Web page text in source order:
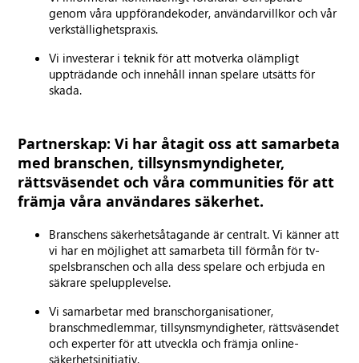
genom våra uppförandekoder, användarvillkor och vår
verkställighetspraxis.
Vi investerar i teknik för att motverka olämpligt
uppträdande och innehåll innan spelare utsätts för
skada.
Partnerskap: Vi har åtagit oss att samarbeta
med branschen, tillsynsmyndigheter,
rättsväsendet och våra communities för att
främja våra användares säkerhet.
Branschens säkerhetsåtagande är centralt. Vi känner att
vi har en möjlighet att samarbeta till förmån för tv-
spelsbranschen och alla dess spelare och erbjuda en
säkrare spelupplevelse.
Vi samarbetar med branschorganisationer,
branschmedlemmar, tillsynsmyndigheter, rättsväsendet
och experter för att utveckla och främja online-
säkerhetsinitiativ.